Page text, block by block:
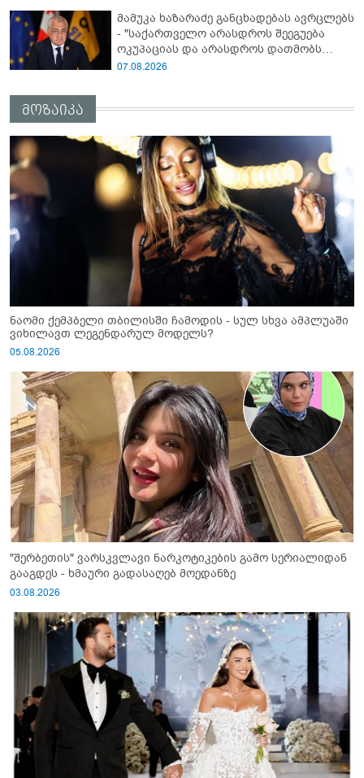
მამუკა ხაზარაძე განცხადებას ავრცლებს
- "საქართველო არასდროს შეეგუება
ოკუპაციას და არასდროს დათმობს
თავისუფლებას!"
07.08.2026
მოზაიკა
ნაომი ქემპბელი თბილისში ჩამოდის - სულ სხვა ამპლუაში
ვიხილავთ ლეგენდარულ მოდელს?
05.08.2026
"შერბეთის" ვარსკვლავი ნარკოტიკების გამო სერიალიდან
გააგდეს - ხმაური გადასაღებ მოედანზე
03.08.2026